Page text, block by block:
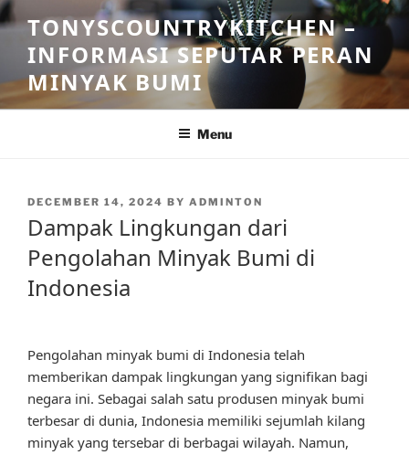
Skip
to
content
TONYSCOUNTRYKITCHEN –
INFORMASI SEPUTAR PERAN
MINYAK BUMI
Menu
POSTED
DECEMBER 14, 2024 BY ADMINTON
Dampak Lingkungan dari
Pengolahan Minyak Bumi di
Indonesia
Pengolahan minyak bumi di Indonesia telah
memberikan dampak lingkungan yang signifikan bagi
negara ini. Sebagai salah satu produsen minyak bumi
terbesar di dunia, Indonesia memiliki sejumlah kilang
minyak yang tersebar di berbagai wilayah. Namun,